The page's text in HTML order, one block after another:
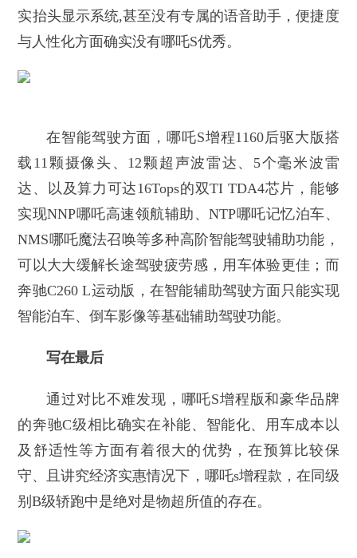
实抬头显示系统,甚至没有专属的语音助手，便捷度
与人性化方面确实没有哪吒S优秀。
在智能驾驶方面，哪吒S增程1160后驱大版搭
载11颗摄像头、12颗超声波雷达、5个毫米波雷
达、以及算力可达16Tops的双TI TDA4芯片，能够
实现NNP哪吒高速领航辅助、NTP哪吒记忆泊车、
NMS哪吒魔法召唤等多种高阶智能驾驶辅助功能，
可以大大缓解长途驾驶疲劳感，用车体验更佳；而
奔驰C260 L运动版，在智能辅助驾驶方面只能实现
智能泊车、倒车影像等基础辅助驾驶功能。
写在最后
通过对比不难发现，哪吒S增程版和豪华品牌
的奔驰C级相比确实在补能、智能化、用车成本以
及舒适性等方面有着很大的优势，在预算比较保
守、且讲究经济实惠情况下，哪吒s增程款，在同级
别B级轿跑中是绝对是物超所值的存在。